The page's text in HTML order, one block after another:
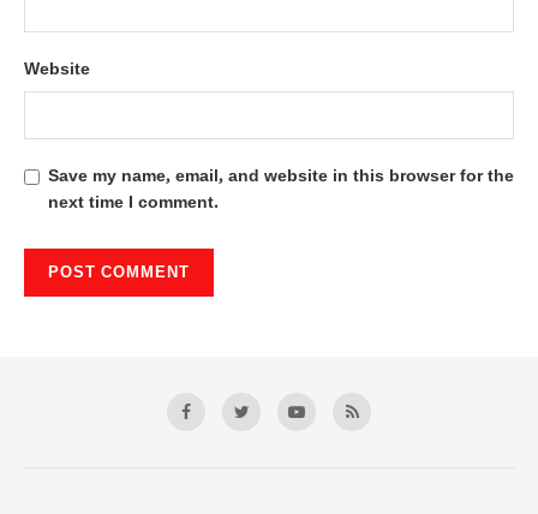
Website
Save my name, email, and website in this browser for the
next time I comment.